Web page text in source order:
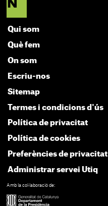
Qui som
Què fem
On som
Escriu-nos
Sitemap
Termes i condicions d'ús
Política de privacitat
Política de cookies
Preferències de privacitat
Administrar servei Utiq
Amb la col·laboració de: